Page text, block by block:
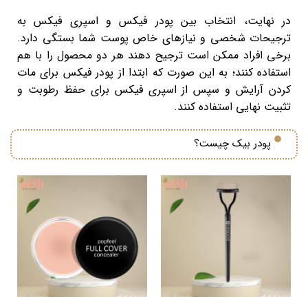
در نهایت، انتخاب بین پودر فیکس و اسپری فیکس به
ترجیحات شخصی و نیازهای خاص پوست شما بستگی دارد.
برخی افراد ممکن است ترجیح دهند هر دو محصول را با هم
استفاده کنند؛ به این صورت که ابتدا از پودر فیکس برای مات
کردن آرایش و سپس از اسپری فیکس برای حفظ رطوبت و
تثبیت نهایی استفاده کنند.
پودر بیک چیست؟